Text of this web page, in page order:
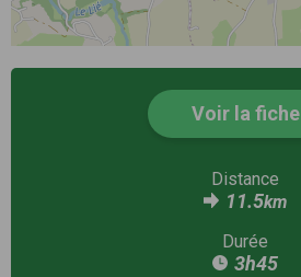
Voir la fiche
Distance
11.5km
Durée
3h45